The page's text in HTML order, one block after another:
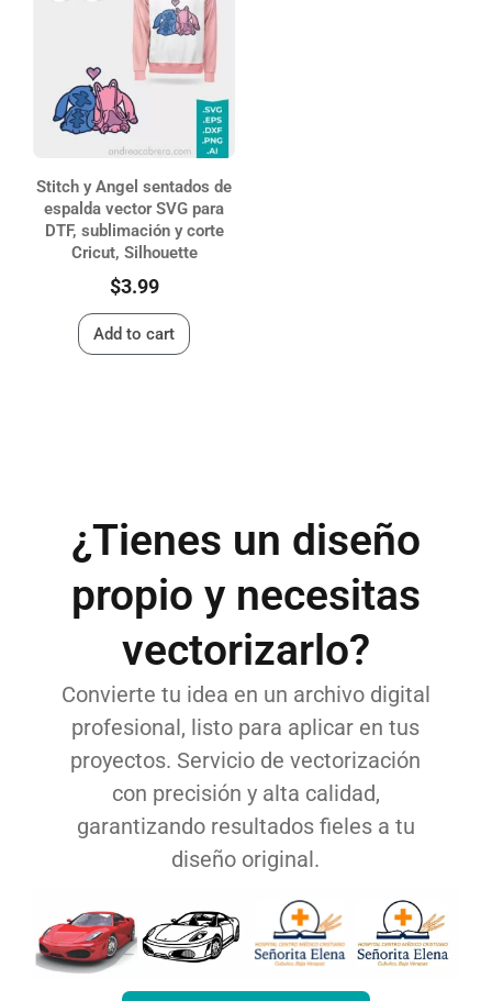
Stitch y Angel sentados de
espalda vector SVG para
DTF, sublimación y corte
Cricut, Silhouette
$3.99
Add to cart
¿Tienes un diseño
propio y necesitas
vectorizarlo?
Convierte tu idea en un archivo digital
profesional, listo para aplicar en tus
proyectos. Servicio de vectorización
con precisión y alta calidad,
garantizando resultados fieles a tu
diseño original.